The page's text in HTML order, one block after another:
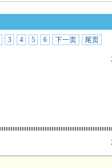
3 4 5 6 下一页 尾页